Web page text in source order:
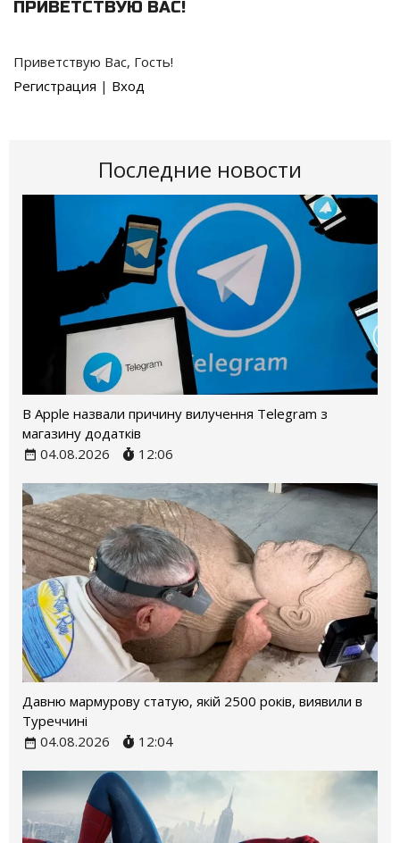
ПРИВЕТСТВУЮ ВАС!
Приветствую Вас, Гость!
Регистрация | Вход
Последние новости
В Apple назвали причину вилучення Telegram з
магазину додатків
04.08.2026
12:06
Давню мармурову статую, якій 2500 років, виявили в
Туреччині
04.08.2026
12:04